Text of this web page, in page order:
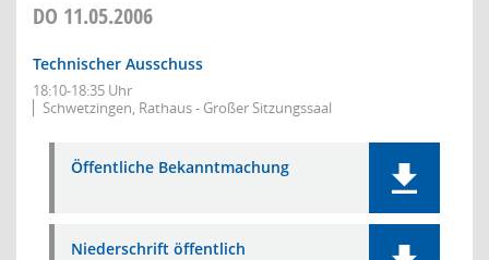
DO 11.05.2006
Technischer Ausschuss
18:10-18:35 Uhr
Schwetzingen, Rathaus - Großer Sitzungssaal
Öffentliche Bekanntmachung
Niederschrift öffentlich